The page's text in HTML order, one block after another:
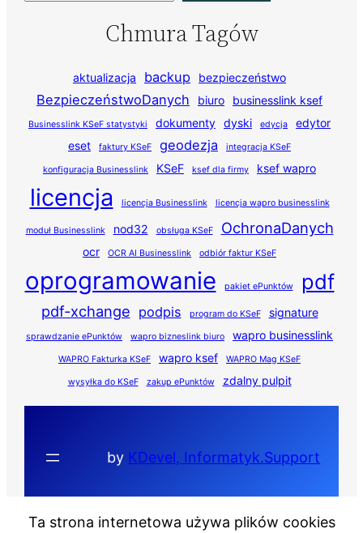
Chmura Tagów
aktualizacja backup bezpieczeństwo
BezpieczeństwoDanych biuro businesslink ksef
Businesslink KSeF statystyki dokumenty dyski edycja
edytor
eset
faktury KSeF geodezja integracja KSeF
konfiguracja Businesslink KSeF ksef dla firmy ksef wapro
licencja licencja Businesslink licencja wapro businesslink
moduł Businesslink nod32 obsługa KSeF OchronaDanych
ocr OCR AI Businesslink odbiór faktur KSeF
oprogramowanie pakiet ePunktów pdf
pdf-xchange podpis program do KSeF signature
sprawdzanie ePunktów wapro bizneslink biuro wapro businesslink
WAPRO Fakturka KSeF wapro ksef WAPRO Mag KSeF
wysyłka do KSeF zakup ePunktów zdalny pulpit
by KDevel, Informatyk.Support
Ta strona internetowa używa plików cookies